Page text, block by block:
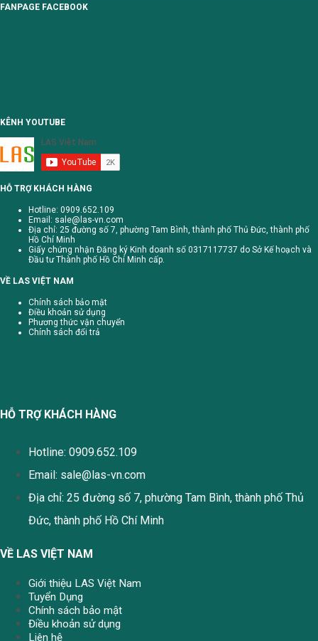
FANPAGE FACEBOOK
KÊNH YOUTUBE
HỖ TRỢ KHÁCH HÀNG
Hotline: 0909.652.109
Email: sale@las-vn.com
Địa chỉ: 25 đường số 7, phường Tam Bình, thành phố Thủ Đức, thành phố
Hồ Chí Minh
Giấy chứng nhận Đăng ký Kinh doanh số 0317117737 do Sở Kế hoạch và
Đầu tư Thành phố Hồ Chí Minh cấp.
VỀ LAS VIỆT NAM
Chính sách bảo mật
Điều khoản sử dụng
Phương thức vận chuyển
Chính sách đổi trả
HỖ TRỢ KHÁCH HÀNG
Hotline: 0909.652.109
Email: sale@las-vn.com
Địa chỉ: 25 đường số 7, phường Tam Bình, thành phố Thủ
Đức, thành phố Hồ Chí Minh
VỀ LAS VIỆT NAM
Giới thiệu LAS Việt Nam
Tuyển Dụng
Chính sách bảo mật
Điều khoản sử dụng
Liên hệ